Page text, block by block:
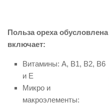
Польза ореха
включает:
Витамины: А, В1, В2, В6
и Е
Микро и
макроэлементы: